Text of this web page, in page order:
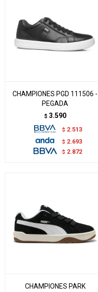
CHAMPIONES PGD 111506 -
PEGADA
$ 3.590
$ 2.513
$ 2.693
$ 2.872
CHAMPIONES PARK